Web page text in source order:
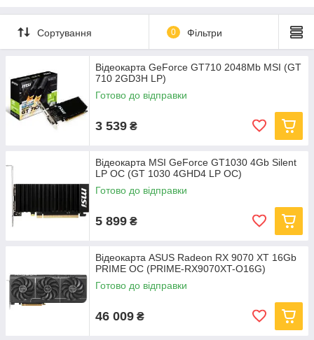
відеокарти для дому, офісу та геймінгу.
Сортування 0 Фільтри
Відеокарта GeForce GT710 2048Mb MSI (GT
710 2GD3H LP)
Готово до відправки
3 539 ₴
Відеокарта MSI GeForce GT1030 4Gb Silent
LP OC (GT 1030 4GHD4 LP OC)
Готово до відправки
5 899 ₴
Відеокарта ASUS Radeon RX 9070 XT 16Gb
PRIME OC (PRIME-RX9070XT-O16G)
Готово до відправки
46 009 ₴